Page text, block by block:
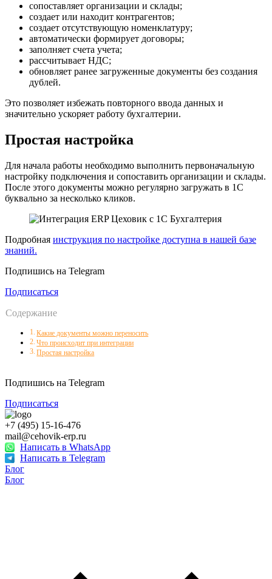
сопоставляет организации и склады;
создает или находит контрагентов;
создает отсутствующую номенклатуру;
автоматически формирует договоры;
заполняет счета учета;
рассчитывает НДС;
обновляет ранее загруженные документы без создания
дублей.
Это позволяет избежать повторного ввода данных и
значительно ускоряет работу бухгалтерии.
Простая настройка
Для начала работы необходимо выполнить первоначальную
настройку подключения и сопоставить организации и склады.
После этого документы можно регулярно загружать в 1С
буквально за несколько кликов.
Подробная инструкция по настройке доступна в нашей базе
знаний.
Подпишись на Telegram
Подписаться
Содержание
Какие документы можно переносить
Что происходит при интеграции
Простая настройка
Подпишись на Telegram
Подписаться
+7 (495) 15-16-476
mail@cehovik-erp.ru
Написать в WhatsApp
Написать в Telegram
Блог
Блог